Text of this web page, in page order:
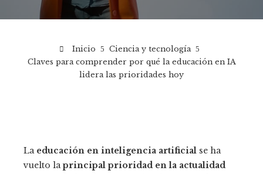
Inicio
Ciencia y tecnología
Claves para comprender por qué la educación en IA
lidera las prioridades hoy
La educación en inteligencia artificial se ha
vuelto laprincipal prioridad en la actualidad